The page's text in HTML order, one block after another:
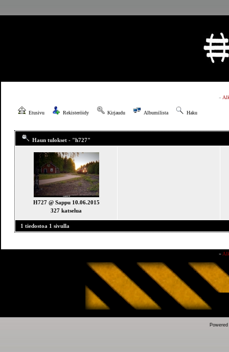
»
Etusivu Rekisteröidy Kirjaudu Albumilista Haku
Haun tulokset - "h727"
H727 @ Sappu 10.06.2015
327 katselua
1 tiedostoa 1 sivulla
»